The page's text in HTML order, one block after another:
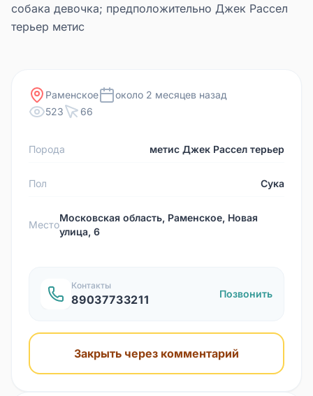
собака девочка; предположительно Джек Рассел
терьер метис
Раменское
около 2 месяцев назад
523
66
Порода метис Джек Рассел терьер
Пол Сука
Место
Московская область, Раменское, Новая
улица, 6
Контакты
89037733211 Позвонить
Закрыть через комментарий